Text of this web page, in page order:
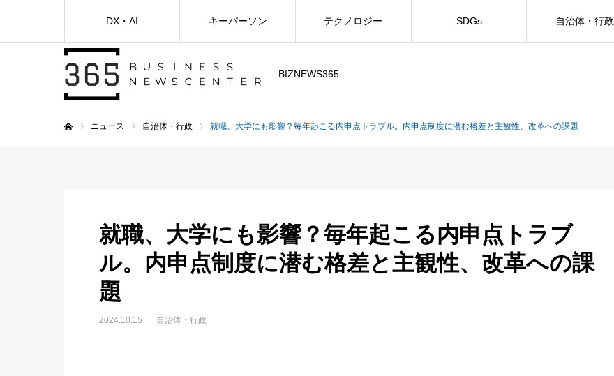
BIZNEWS365
DX・AI キーパーソン テクノロジー SDGs 自治体・行政
ニュース 自治体・行政 就職、大学にも影響？毎年起こる内申点トラブル。内申点制度に潜む格差と主観性、改革への課題
就職、大学にも影響？毎年起こる内申点トラブ
ル。内申点制度に潜む格差と主観性、改革への課
題
2024.10.15 自治体・行政